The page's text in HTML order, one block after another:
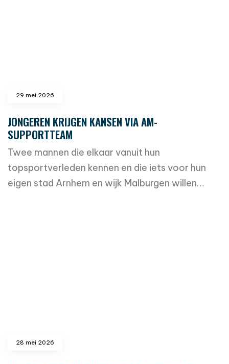
29 mei 2026
JONGEREN KRIJGEN KANSEN VIA AM-
SUPPORTTEAM
Twee mannen die elkaar vanuit hun
topsportverleden kennen en die iets voor hun
eigen stad Arnhem en wijk Malburgen willen…
28 mei 2026